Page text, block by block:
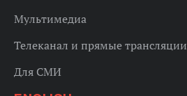
Мультимедиа
Телеканал и прямые трансляции
Для СМИ